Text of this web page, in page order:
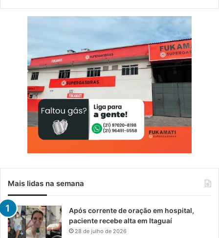
Mais lidas na semana
Após corrente de oração em hospital,
paciente recebe alta em Itaguaí
28 de julho de 2026